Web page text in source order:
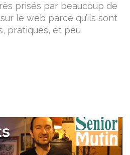
prisés par beaucoup de
le web parce qu’ils sont
pratiques, et peu